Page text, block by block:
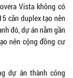
Vista không có
căn duplex tạo nên
đó, dự án nằm gần
nên cộng đồng cư
dự án thành công